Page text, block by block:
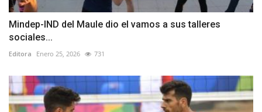
Mindep-IND del Maule dio el vamos a sus talleres
sociales...
Editora Enero 25, 2026 731